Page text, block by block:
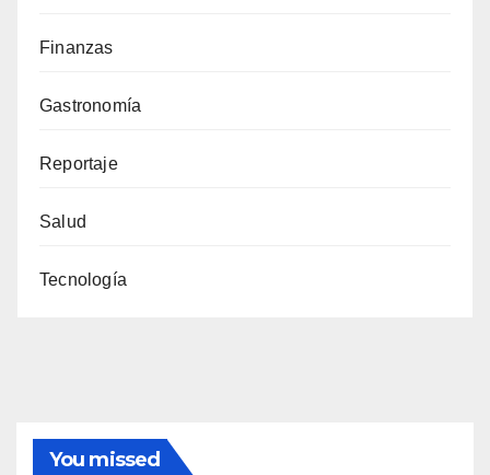
Finanzas
Gastronomía
Reportaje
Salud
Tecnología
You missed